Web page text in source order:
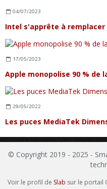
04/07/2023
17/05/2023
29/05/2022
Les puces MediaTek
© Copyright 2019 - 2025 -
Voir le profil de Slab sur le portail